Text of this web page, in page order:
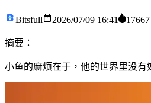
Bitsfull 2026/07/09 16:41 17667
摘要：
小鱼的麻烦在于，他的世界里没有